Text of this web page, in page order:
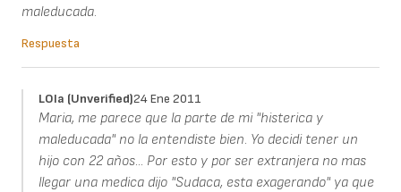
maleducada.
Respuesta
LOla (unverified)24 Ene 2011
Maria, me parece que la parte de mi "histerica y
maleducada" no la entendiste bien. Yo decidi tener un
hijo con 22 años... Por esto y por ser extranjera no mas
llegar una medica dijo "Sudaca, esta exagerando" ya que